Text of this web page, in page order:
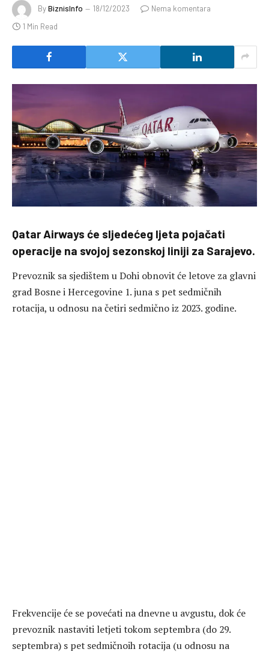
ByBiznisInfo 18/12/2023
Nema komentara
1 Min Read
Qatar Airways će sljedećeg ljeta pojačati
operacije na svojoj sezonskoj liniji za Sarajevo.
Prevoznik sa sjedištem u Dohi obnovit će letove za glavni
grad Bosne i Hercegovine 1. juna s pet sedmičnih
rotacija, u odnosu na četiri sedmično iz 2023. godine.
Frekvencije će se povećati na dnevne u avgustu, dok će
prevoznik nastaviti letjeti tokom septembra (do 29.
septembra) s pet sedmičnoih rotacija (u odnosu na